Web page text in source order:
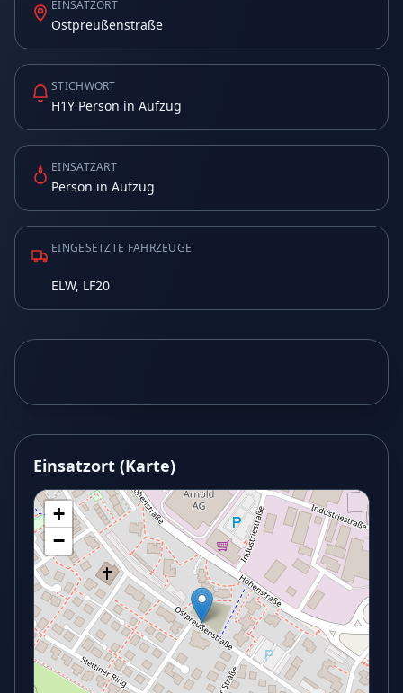
EINSATZORT
Ostpreußenstraße
STICHWORT
H1Y Person in Aufzug
EINSATZART
Person in Aufzug
EINGESETZTE FAHRZEUGE
ELW, LF20
Einsatzort (Karte)
+
−